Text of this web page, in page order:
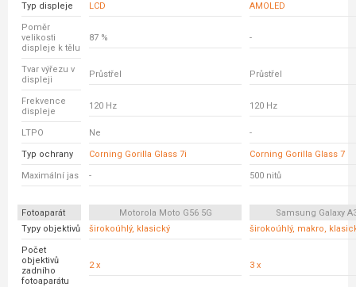
Typ displeje LCD AMOLED
Poměr
velikosti
displeje k tělu
87 % -
Tvar výřezu v
displeji
Průstřel Průstřel
Frekvence
displeje
120 Hz 120 Hz
LTPO Ne -
Typ ochrany Corning Gorilla Glass 7i Corning Gorilla Glass 7
Maximální jas - 500 nitů
Fotoaparát Motorola Moto G56 5G
Samsung Galaxy
Typy objektivů
širokoúhlý, klasický širokoúhlý, makro,
Počet
objektivů
zadního
fotoaparátu
2 x 3 x